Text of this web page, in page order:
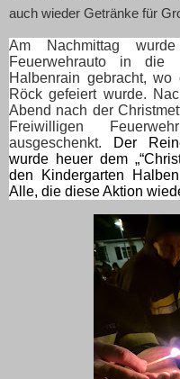
auch wieder Getränke für
Am Nachmittag
Feuerwehrauto in die
Halbenrain gebracht,
Röck gefeiert wurde.
Abend nach der
Freiwilligen
ausgeschenkt.
Der
wurde heuer dem
den Kindergarten
Alle, die diese Aktion